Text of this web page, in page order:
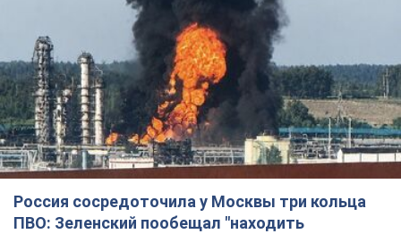
Россия сосредоточила у Москвы три кольца
ПВО: Зеленский пообещал "находить